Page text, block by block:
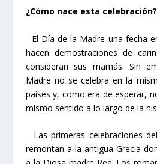
¿Cómo nace esta celebración?
El Día de la Madre una fecha
hacen demostraciones de
consideran sus mamás. Sin
Madre no se celebra en la
países y, como era de esperar,
mismo sentido a lo largo de la
Las primeras celebraciones
remontan a la antigua Grecia